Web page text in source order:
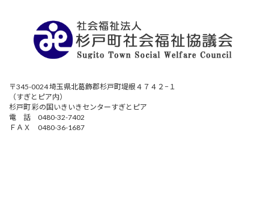
〒345-0024 埼玉県北葛飾郡杉戸町堤根４７４２−１
（すぎとピア内）
杉戸町 彩の国いきいきセンターすぎとピア
電 話 0480-32-7402
ＦＡＸ 0480-36-1687